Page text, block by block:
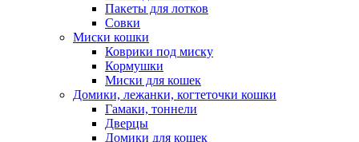
Пакеты для лотков
Совки
Миски кошки
Коврики под миску
Кормушки
Миски для кошек
Домики, лежанки, когтеточки кошки
Гамаки, тоннели
Дверцы
Домики для кошек